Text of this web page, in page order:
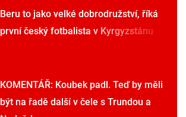
Beru to jako velké dobrodružství, říká
první český fotbalista v Kyrgyzstánu
KOMENTÁŘ: Koubek padl. Teď by měli
být na řadě další v čele s Trundou a